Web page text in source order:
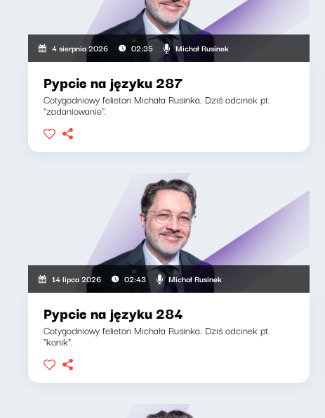
4 sierpnia 2026 02:35 Michał Rusinek
Pypcie na języku 287
Cotygodniowy felieton Michała Rusinka. Dziś odcinek pt.
"zadaniowanie".
14 lipca 2026 02:43 Michał Rusinek
Pypcie na języku 284
Cotygodniowy felieton Michała Rusinka. Dziś odcinek pt.
"konik".